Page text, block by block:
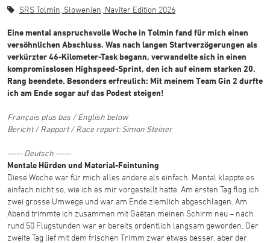
SRS Tolmin, Slowenien, Naviter Edition 2026
Eine mental anspruchsvolle Woche in Tolmin fand für mich einen
versöhnlichen Abschluss. Was nach langen Startverzögerungen als
verkürzter 46-Kilometer-Task begann, verwandelte sich in einen
kompromisslosen Highspeed-Sprint, den ich auf einem starken 20.
Rang beendete. Besonders erfreulich: Mit meinem Team Gin 2 durfte
ich am Ende sogar auf das Podest steigen!
Français plus bas / English below
Bericht / Rapport / Race report: Simon Steiner
----- Deutsch -----
Mentale Hürden und Material-Feintuning
Diese Woche war für mich alles andere als einfach. Mental klappte es
einfach nicht so, wie ich es mir vorgestellt hatte. Am ersten Tag flog ich
zwei grosse Umwege und war am Ende ziemlich abgeschlagen. Am
Abend trimmte ich zusammen mit Gaëtan meinen Schirm neu – nach
rund 50 Flugstunden war er bereits ordentlich langsam geworden. Der
zweite Tag lief mit dem frischen Trimm zwar etwas besser, aber der